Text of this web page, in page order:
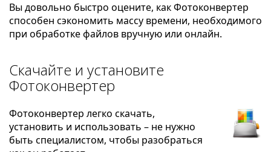
Вы довольно быстро оцените, как Фотоконвертер
способен сэкономить массу времени, необходимого
при обработке файлов вручную или онлайн.
Скачайте и установите
Фотоконвертер
Фотоконвертер легко скачать,
установить и использовать – не нужно
быть специалистом, чтобы разобраться